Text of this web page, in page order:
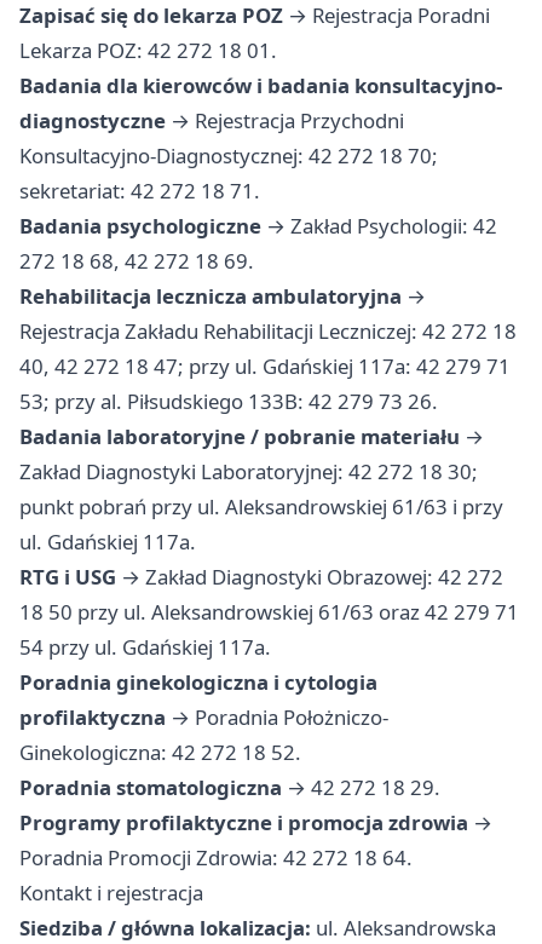
Zapisać się do lekarza POZ → Rejestracja Poradni
Lekarza POZ: 42 272 18 01.
Badania dla kierowców i badania konsultacyjno-
diagnostyczne → Rejestracja Przychodni
Konsultacyjno-Diagnostycznej: 42 272 18 70;
sekretariat: 42 272 18 71.
Badania psychologiczne → Zakład Psychologii: 42
272 18 68, 42 272 18 69.
Rehabilitacja lecznicza ambulatoryjna →
Rejestracja Zakładu Rehabilitacji Leczniczej: 42 272 18
40, 42 272 18 47; przy ul. Gdańskiej 117a: 42 279 71
53; przy al. Piłsudskiego 133B: 42 279 73 26.
Badania laboratoryjne / pobranie materiału →
Zakład Diagnostyki Laboratoryjnej: 42 272 18 30;
punkt pobrań przy ul. Aleksandrowskiej 61/63 i przy
ul. Gdańskiej 117a.
RTG i USG → Zakład Diagnostyki Obrazowej: 42 272
18 50 przy ul. Aleksandrowskiej 61/63 oraz 42 279 71
54 przy ul. Gdańskiej 117a.
Poradnia ginekologiczna i cytologia
profilaktyczna → Poradnia Położniczo-
Ginekologiczna: 42 272 18 52.
Poradnia stomatologiczna → 42 272 18 29.
Programy profilaktyczne i promocja zdrowia →
Poradnia Promocji Zdrowia: 42 272 18 64.
Kontakt i rejestracja
Siedziba / główna lokalizacja: ul. Aleksandrowska